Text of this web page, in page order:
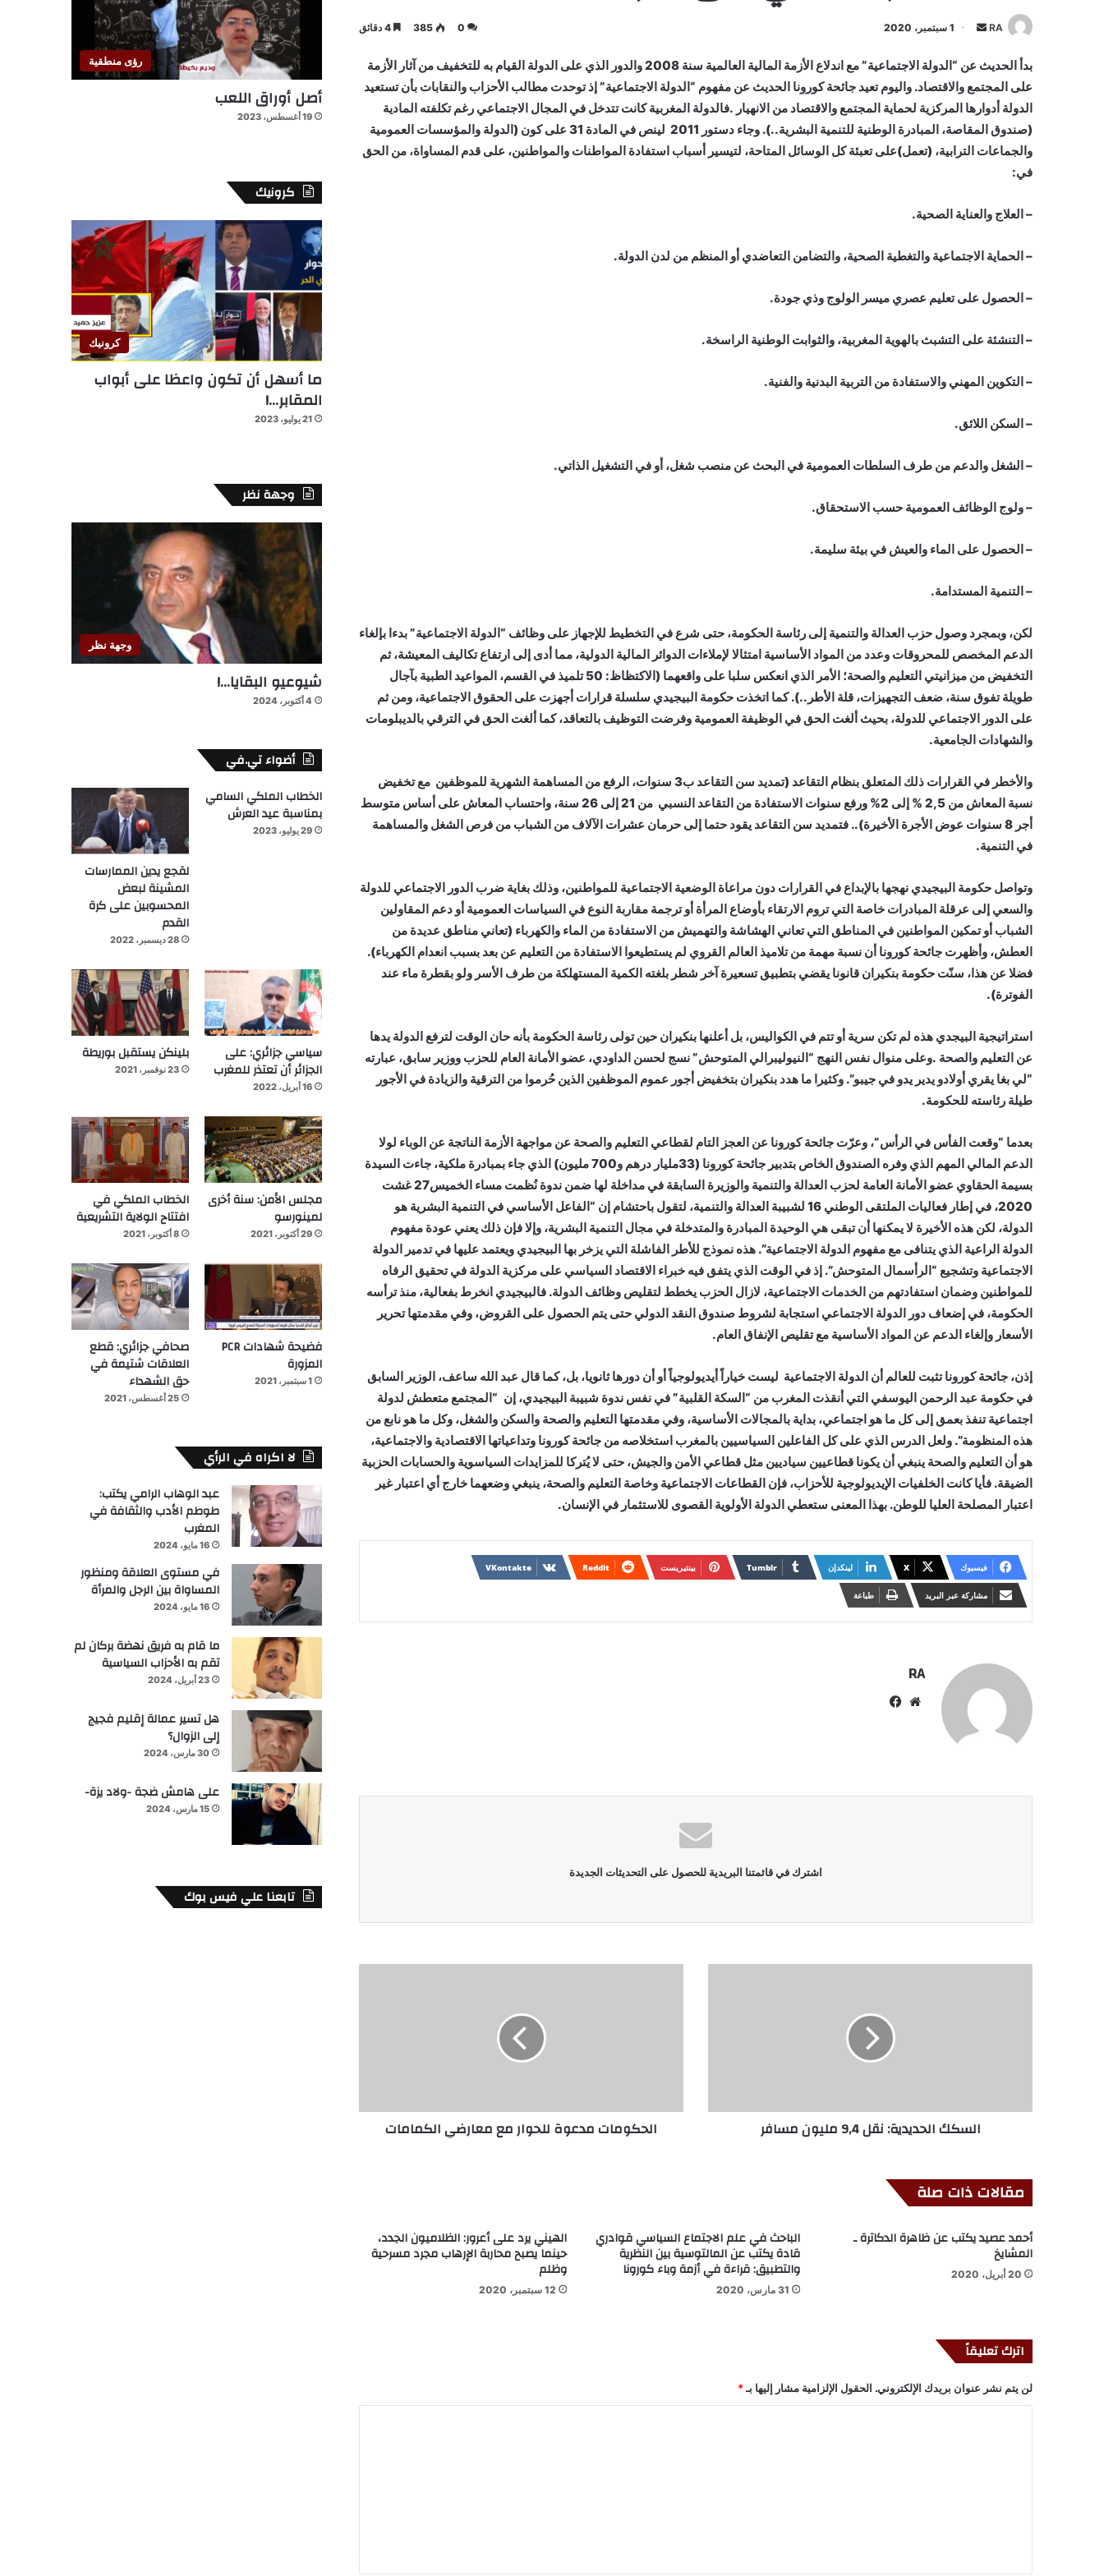
RA
أرسل
إلكترونيا
1 سبتمبر، 2020 0
385
بدأ الحديث عن “الدولة الاجتماعية” مع اندلاع الأزمة المالية العالمية سنة 2008 والدور الذي على الدولة القيام به للتخفيف من آثار الأزمة
على المجتمع والاقتصاد. واليوم تعيد جائحة كورونا الحديث عن مفهوم “الدولة الاجتماعية” إذ توحدت مطالب الأحزاب والنقابات بأن تستعيد
الدولة أدوارها المركزية لحماية المجتمع والاقتصاد من الانهيار .فالدولة المغربية كانت تتدخل في المجال الاجتماعي رغم تكلفته المادية
(صندوق المقاصة، المبادرة الوطنية للتنمية البشرية..). وجاء دستور 2011 لينص في المادة 31 على كون (الدولة والمؤسسات العمومية
والجماعات الترابية، (تعمل)على تعبئة كل الوسائل المتاحة، لتيسير أسباب استفادة المواطنات والمواطنين، على قدم المساواة، من الحق
في:
– العلاج والعناية الصحية.
– الحماية الاجتماعية والتغطية الصحية، والتضامن التعاضدي أو المنظم من لدن الدولة.
– الحصول على تعليم عصري ميسر الولوج وذي جودة.
– التنشئة على التشبث بالهوية المغربية، والثوابت الوطنية الراسخة.
– التكوين المهني والاستفادة من التربية البدنية والفنية.
– السكن اللائق.
– الشغل والدعم من طرف السلطات العمومية في البحث عن منصب شغل، أو في التشغيل الذاتي.
– ولوج الوظائف العمومية حسب الاستحقاق.
– الحصول على الماء والعيش في بيئة سليمة.
– التنمية المستدامة.
لكن، وبمجرد وصول حزب العدالة والتنمية إلى رئاسة الحكومة، حتى شرع في التخطيط للإجهاز على وظائف “الدولة الاجتماعية” بدءا بإلغاء
الدعم المخصص للمحروقات وعدد من المواد الأساسية امتثالا لإملاءات الدوائر المالية الدولية، مما أدى إلى ارتفاع تكاليف المعيشة، ثم
التخفيض من ميزانيتي التعليم والصحة؛ الأمر الذي انعكس سلبا على واقعهما (الاكتظاظ: 50 تلميذ في القسم، المواعيد الطبية بآجال
طويلة تفوق سنة، ضعف التجهيزات، قلة الأطر..). كما اتخذت حكومة البيجيدي سلسلة قرارات أجهزت على الحقوق الاجتماعية، ومن ثم
على الدور الاجتماعي للدولة، بحيث ألغت الحق في الوظيفة العمومية وفرضت التوظيف بالتعاقد، كما ألغت الحق في الترقي بالديبلومات
والشهادات الجامعية.
والأخطر في القرارات ذلك المتعلق بنظام التقاعد (تمديد سن التقاعد ب3 سنوات، الرفع من المساهمة الشهرية للموظفين مع تخفيض
نسبة المعاش من 2,5 % إلى 2% ورفع سنوات الاستفادة من التقاعد النسبي من 21 إلى 26 سنة، واحتساب المعاش على أساس متوسط
أجر 8 سنوات عوض الأجرة الأخيرة).. فتمديد سن التقاعد يقود حتما إلى حرمان عشرات الآلاف من الشباب من فرص الشغل والمساهمة
في التنمية.
وتواصل حكومة البيجيدي نهجها بالإبداع في القرارات دون مراعاة الوضعية الاجتماعية للمواطنين، وذلك بغاية ضرب الدور الاجتماعي للدولة
والسعي إلى عرقلة المبادرات خاصة التي تروم الارتقاء بأوضاع المرأة أو ترجمة مقاربة النوع في السياسات العمومية أو دعم المقاولين
الشباب أو تمكين المواطنين في المناطق التي تعاني الهشاشة والتهميش من الاستفادة من الماء والكهرباء (تعاني مناطق عديدة من
العطش، وأظهرت جائحة كورونا أن نسبة مهمة من تلاميذ العالم القروي لم يستطيعوا الاستفادة من التعليم عن بعد بسبب انعدام الكهرباء).
فضلا عن هذا، سنّت حكومة بنكيران قانونا يقضي بتطبيق تسعيرة آخر شطر بلغته الكمية المستهلكة من طرف الأسر ولو بقطرة ماء عند
الفوترة).
استراتيجية البيجدي هذه لم تكن سرية أو تتم في الكواليس، بل أعلنها بنكيران حين تولى رئاسة الحكومة بأنه حان الوقت لترفع الدولة يدها
عن التعليم والصحة .وعلى منوال نفس النهج “النيوليبرالي المتوحش” نسج لحسن الداودي، عضو الأمانة العام للحزب ووزير سابق، عبارته
“لي بغا يقري أولادو يدير يدو في جيبو”. وكثيرا ما هدد بنكيران بتخفيض أجور عموم الموظفين الذين حُرموا من الترقية والزيادة في الأجور
طيلة رئاسته للحكومة.
بعدما “وقعت الفأس في الرأس”، وعرّت جائحة كورونا عن العجز التام لقطاعي التعليم والصحة عن مواجهة الأزمة الناتجة عن الوباء لولا
الدعم المالي المهم الذي وفره الصندوق الخاص بتدبير جائحة كورونا (33مليار درهم و700 مليون) الذي جاء بمبادرة ملكية، جاءت السيدة
بسيمة الحقاوي عضو الأمانة العامة لحزب العدالة والتنمية والوزيرة السابقة في مداخلة لها ضمن ندوة نُظمت مساء الخميس27 غشت
2020، في إطار فعاليات الملتقى الوطني 16 لشبيبة العدالة والتنمية، لتقول باحتشام إن “الفاعل الأساسي في التنمية البشرية هو
الدولة، لكن هذه الأخيرة لا يمكنها أن تبقى هي الوحيدة المبادرة والمتدخلة في مجال التنمية البشرية، وإلا فإن ذلك يعني عودة مفهوم
الدولة الراعية الذي يتنافى مع مفهوم الدولة الاجتماعية”. هذه نموذج للأطر الفاشلة التي يزخر بها البيجيدي ويعتمد عليها في تدمير الدولة
الاجتماعية وتشجيع “الرأسمال المتوحش”. إذ في الوقت الذي يتفق فيه خبراء الاقتصاد السياسي على مركزية الدولة في تحقيق الرفاه
للمواطنين وضمان استفادتهم من الخدمات الاجتماعية، لازال الحزب يخطط لتقليص وظائف الدولة. فالبيجيدي انخرط بفعالية، منذ ترأسه
الحكومة، في إضعاف دور الدولة الاجتماعي استجابة لشروط صندوق النقد الدولي حتى يتم الحصول على القروض، وفي مقدمتها تحرير
الأسعار وإلغاء الدعم عن المواد الأساسية مع تقليص الإنفاق العام.
إذن، جائحة كورونا تثبت للعالم أن الدولة الاجتماعية ليست خياراً أيديولوجياً أو أن دورها ثانويا، بل، كما قال عبد الله ساعف، الوزير السابق
في حكومة عبد الرحمن اليوسفي التي أنقذت المغرب من “السكة القلبية” في نفس ندوة شبيبة البيجيدي، إن “المجتمع متعطش لدولة
اجتماعية تنفذ بعمق إلى كل ما هو اجتماعي، بداية بالمجالات الأساسية، وفي مقدمتها التعليم والصحة والسكن والشغل، وكل ما هو نابع من
هذه المنظومة”. ولعل الدرس الذي على كل الفاعلين السياسيين بالمغرب استخلاصه من جائحة كورونا وتداعياتها الاقتصادية والاجتماعية،
هو أن التعليم والصحة ينبغي أن يكونا قطاعيين سياديين مثل قطاعي الأمن والجيش، حتى لا يُتركا للمزايدات السياسوية والحسابات الحزبية
الضيقة. فأيا كانت الخلفيات الإيديولوجية للأحزاب، فإن القطاعات الاجتماعية وخاصة التعليم والصحة، ينبغي وضعهما خارج أي اعتبار غير
اعتبار المصلحة العليا للوطن. بهذا المعنى ستعطي الدولة الأولوية القصوى للاستثمار في الإنسان.
فيسبوك X لينكدإن بينتيريست
مشاركة عبر البريد طباعة
RA
موقع
اشترك في قائمتنا البريدية للحصول على التحديثات الجديدة
السكك الحديدية: نقل 9,4 مليون مسافر الحكومات مدعوة للحوار مع معارضي الكمامات
مقالات ذات صلة
أحمد عصيد يكتب عن ظاهرة الدكاترة ـ
المشايخ
20 أبريل، 2020
الباحث في علم الاجتماع السياسي قوادري
قادة يكتب عن المالتوسية بين النظرية
والتطبيق: قراءة في أزمة وباء كورونا
31 مارس، 2020
الهيني يرد على أعرور: الظلاميون الجدد،
حينما يصبح محاربة الإرهاب مجرد مسرحية
وظلم
12 سبتمبر، 2020
اترك تعليقاً
لن يتم نشر عنوان بريدك الإلكتروني. الحقول الإلزامية مشار إليها بـ*
رؤى منطقية
أصل أوراق اللعب
19 أغسطس، 2023
كرونيك
كرونيك
ما أسهل أن تكون واعظا على أبواب
المقابر…!
21 يوليو، 2023
وجهة نظر
وجهة نظر
شيوعيو البقايا…!
4 أكتوبر، 2024
أضواء تي.في
الخطاب الملكي السامي
بمناسبة عيد العرش
29 يوليو، 2023
لقجع يدين الممارسات
المشينة لبعض
المحسوبين على كرة
القدم
28 ديسمبر، 2022
سياسي جزائري: على
الجزائر أن تعتذر للمغرب
16 أبريل، 2022
بلينكن يستقبل بوريطة
23 نوفمبر، 2021
مجلس الأمن: سنة أخرى
لمينورسو
29 أكتوبر، 2021
الخطاب الملكي في
افتتاح الولاية التشريعية
8 أكتوبر، 2021
فضيحة شهادات PCR
المزورة
1 سبتمبر، 2021
صحافي جزائري: قطع
العلاقات شتيمة في
حق الشهداء
25 أغسطس، 2021
لا اكراه في الرأي
عبد الوهاب الرامي يكتب:
طوطم الأدب والثقافة في
المغرب
16 مايو، 2024
في مستوى العلاقة ومنظور
المساواة بين الرجل والمرأة
16 مايو، 2024
ما قام به فريق نهضة بركان لم
تقم به الأحزاب السياسية
23 أبريل، 2024
هل تسير عمالة إقليم فجيج
إلى الزوال؟
30 مارس، 2024
على هامش ضجة -ولاد يزة-
15 مارس، 2024
تابعنا علي فيس بوك